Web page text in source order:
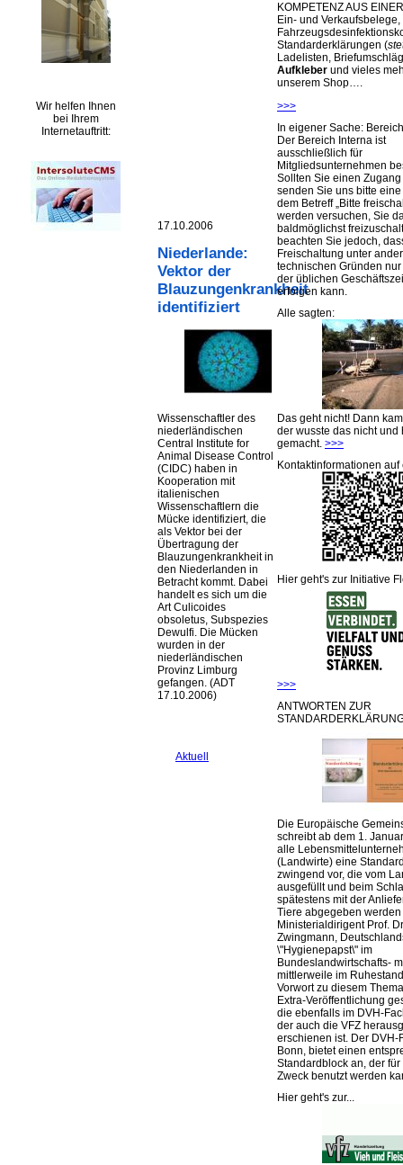
Wir helfen Ihnen
bei Ihrem
Internetauftritt:
17.10.2006
Niederlande:
Vektor der
Blauzungenkrankheit
identifiziert
Wissenschaftler des
niederländischen
Central Institute for
Animal Disease Control
(CIDC) haben in
Kooperation mit
italienischen
Wissenschaftlern die
Mücke identifiziert, die
als Vektor bei der
Übertragung der
Blauzungenkrankheit in
den Niederlanden in
Betracht kommt. Dabei
handelt es sich um die
Art Culicoides
obsoletus, Subspezies
Dewulfi. Die Mücken
wurden in der
niederländischen
Provinz Limburg
gefangen. (ADT
17.10.2006)
Aktuell
KOMPETENZ AUS
Ein- und Verkaufsbelege,
Standarderklärungen (
Ladelisten,
Aufkleber und vieles
unserem Shop….
>>>
In eigener Sache:
Der Bereich Interna ist
ausschließlich für
Mitgliedsunternehmen
Sollten Sie einen
senden Sie uns bitte
dem Betreff „Bitte
werden versuchen, Sie
baldmöglichst
beachten Sie jedoch,
Freischaltung unter
technischen Gründen
der üblichen
erfolgen kann.
Alle sagten:
Das geht nicht! Dann
der wusste das nicht und
gemacht. >>>
Kontaktinformationen
Hier geht's zur Initiative
>>>
ANTWORTEN ZUR
Die Europäische
schreibt ab dem 1.
alle
(Landwirte) eine
zwingend vor, die vom
ausgefüllt und beim
spätestens mit der
Tiere abgegeben werden
Ministerialdirigent Prof.
Zwingmann,
\"Hygienepapst\" im
Bundeslandwirtschafts-
mittlerweile im
Vorwort zu diesem
Extra-Veröffentlichung
die ebenfalls im DVH-
der auch die VFZ
erschienen ist. Der DVH-
Bonn, bietet einen
Standardblock an, der
Zweck benutzt werden
Hier geht's zur...